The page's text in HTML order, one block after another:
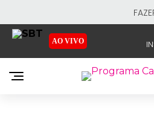
AO VIVO
EMISSORAS